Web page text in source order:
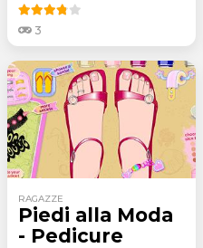
3
RAGAZZE
Piedi alla Moda
- Pedicure